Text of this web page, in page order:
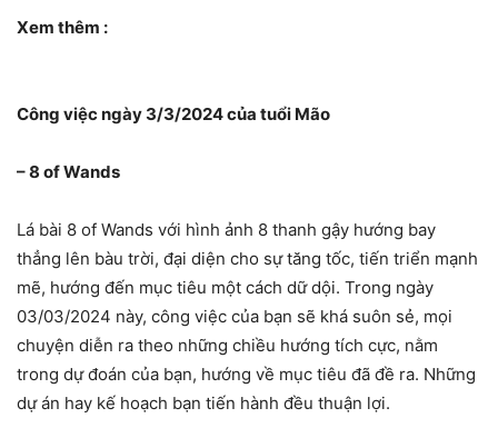
Xem thêm :
Công việc ngày 3/3/2024 của tuổi Mão
– 8 of Wands
Lá bài 8 of Wands với hình ảnh 8 thanh gậy hướng bay
thẳng lên bàu trời, đại diện cho sự tăng tốc, tiến triển mạnh
mẽ, hướng đến mục tiêu một cách dữ dội. Trong ngày
03/03/2024 này, công việc của bạn sẽ khá suôn sẻ, mọi
chuyện diễn ra theo những chiều hướng tích cực, nằm
trong dự đoán của bạn, hướng về mục tiêu đã đề ra. Những
dự án hay kế hoạch bạn tiến hành đều thuận lợi.